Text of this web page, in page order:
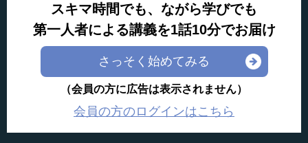
スキマ時間でも、ながら学びでも
第一人者による講義を1話10分でお届け
さっそく始めてみる
（会員の方に広告は表示されません）
会員の方のログインはこちら